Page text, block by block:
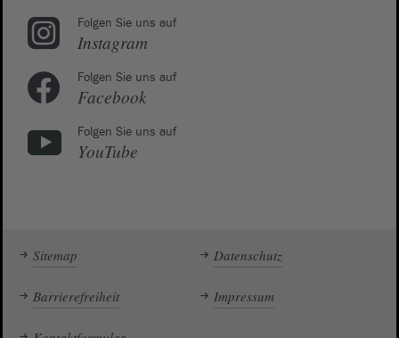
Folgen Sie uns auf
Instagram
Folgen Sie uns auf
Facebook
Folgen Sie uns auf
YouTube
Sitemap Datenschutz
Barrierefreiheit Impressum